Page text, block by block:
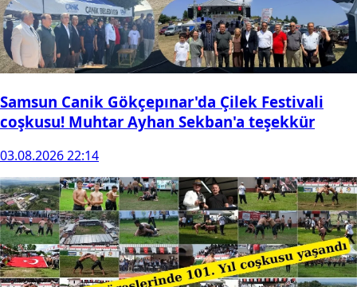
Samsun Canik Gökçepınar'da Çilek Festivali
coşkusu! Muhtar Ayhan Sekban'a teşekkür
03.08.2026 22:14